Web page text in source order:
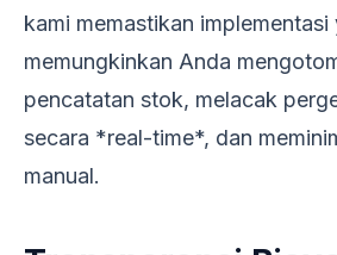
kami memastikan implementasi
memungkinkan Anda
pencatatan stok, melacak
secara *real-time*, dan
manual.